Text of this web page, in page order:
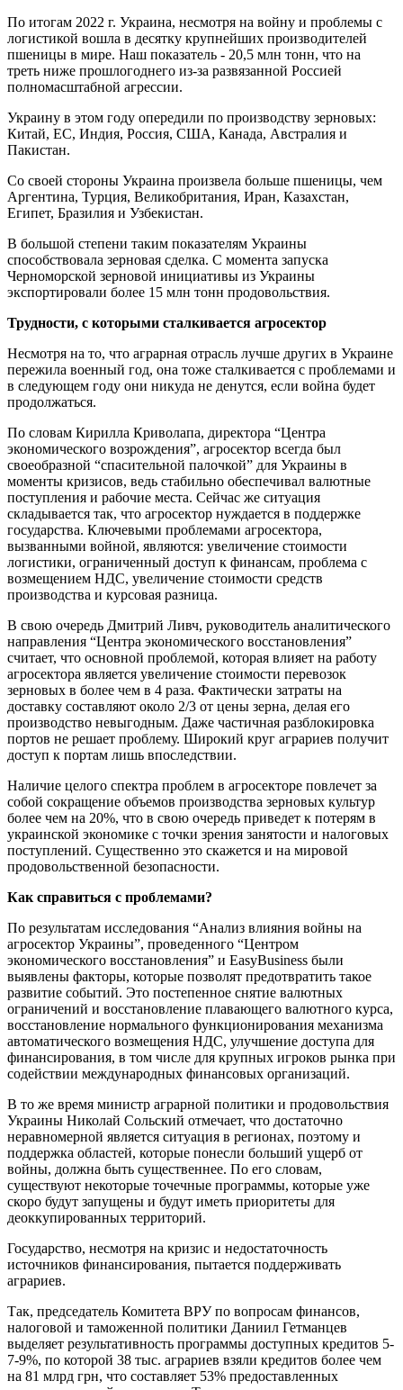
По итогам 2022 г. Украина, несмотря на войну и проблемы с
логистикой вошла в десятку крупнейших производителей
пшеницы в мире. Наш показатель - 20,5 млн тонн, что на
треть ниже прошлогоднего из-за развязанной Россией
полномасштабной агрессии.
Украину в этом году опередили по производству зерновых:
Китай, ЕС, Индия, Россия, США, Канада, Австралия и
Пакистан.
Со своей стороны Украина произвела больше пшеницы, чем
Аргентина, Турция, Великобритания, Иран, Казахстан,
Египет, Бразилия и Узбекистан.
В большой степени таким показателям Украины
способствовала зерновая сделка. С момента запуска
Черноморской зерновой инициативы из Украины
экспортировали более 15 млн тонн продовольствия.
Трудности, с которыми сталкивается агросектор
Несмотря на то, что аграрная отрасль лучше других в Украине
пережила военный год, она тоже сталкивается с проблемами и
в следующем году они никуда не денутся, если война будет
продолжаться.
По словам Кирилла Криволапа, директора “Центра
экономического возрождения”, агросектор всегда был
своеобразной “спасительной палочкой” для Украины в
моменты кризисов, ведь стабильно обеспечивал валютные
поступления и рабочие места. Сейчас же ситуация
складывается так, что агросектор нуждается в поддержке
государства. Ключевыми проблемами агросектора,
вызванными войной, являются: увеличение стоимости
логистики, ограниченный доступ к финансам, проблема с
возмещением НДС, увеличение стоимости средств
производства и курсовая разница.
В свою очередь Дмитрий Ливч, руководитель аналитического
направления “Центра экономического восстановления”
считает, что основной проблемой, которая влияет на работу
агросектора является увеличение стоимости перевозок
зерновых в более чем в 4 раза. Фактически затраты на
доставку составляют около 2/3 от цены зерна, делая его
производство невыгодным. Даже частичная разблокировка
портов не решает проблему. Широкий круг аграриев получит
доступ к портам лишь впоследствии.
Наличие целого спектра проблем в агросекторе повлечет за
собой сокращение объемов производства зерновых культур
более чем на 20%, что в свою очередь приведет к потерям в
украинской экономике с точки зрения занятости и налоговых
поступлений. Существенно это скажется и на мировой
продовольственной безопасности.
Как справиться с проблемами?
По результатам исследования “Анализ влияния войны на
агросектор Украины”, проведенного “Центром
экономического восстановления” и EasyBusiness были
выявлены факторы, которые позволят предотвратить такое
развитие событий. Это постепенное снятие валютных
ограничений и восстановление плавающего валютного курса,
восстановление нормального функционирования механизма
автоматического возмещения НДС, улучшение доступа для
финансирования, в том числе для крупных игроков рынка при
содействии международных финансовых организаций.
В то же время министр аграрной политики и продовольствия
Украины Николай Сольский отмечает, что достаточно
неравномерной является ситуация в регионах, поэтому и
поддержка областей, которые понесли больший ущерб от
войны, должна быть существеннее. По его словам,
существуют некоторые точечные программы, которые уже
скоро будут запущены и будут иметь приоритеты для
деоккупированных территорий.
Государство, несмотря на кризис и недостаточность
источников финансирования, пытается поддерживать
аграриев.
Так, председатель Комитета ВРУ по вопросам финансов,
налоговой и таможенной политики Даниил Гетманцев
выделяет результативность программы доступных кредитов 5-
7-9%, по которой 38 тыс. аграриев взяли кредитов более чем
на 81 млрд грн, что составляет 53% предоставленных